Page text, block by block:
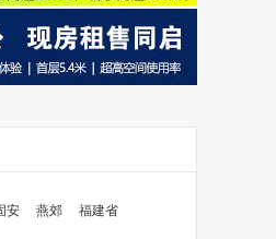
安 燕郊 福建省